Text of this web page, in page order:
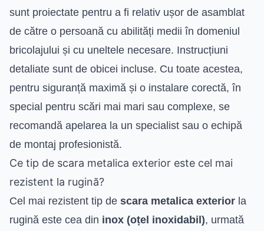
sunt proiectate pentru a fi relativ ușor de asamblat
de către o persoană cu abilități medii în domeniul
bricolajului și cu uneltele necesare. Instrucțiuni
detaliate sunt de obicei incluse. Cu toate acestea,
pentru siguranță maximă și o instalare corectă, în
special pentru scări mai mari sau complexe, se
recomandă apelarea la un specialist sau o echipă
de montaj profesionistă.
Ce tip de scara metalica exterior este cel mai
rezistent la rugină?
Cel mai rezistent tip de scara metalica exterior la
rugină este cea din inox (oțel inoxidabil), urmată